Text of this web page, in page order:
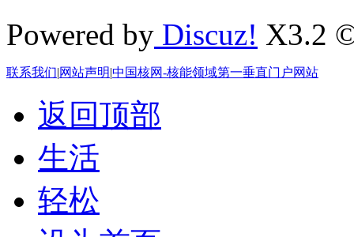
Powered by Discuz! X3.2
联系我们|网站声明|中国核网-核能领域第一垂直门户网站
返回顶部
生活
轻松